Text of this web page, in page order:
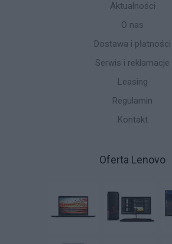
Aktualności
O nas
Dostawa i płatności
Serwis i reklamacje
Leasing
Regulamin
Kontakt
Oferta Lenovo